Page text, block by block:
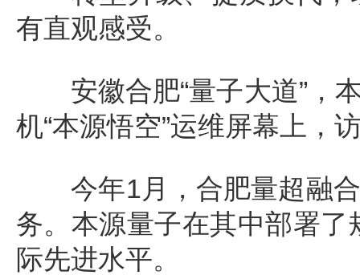
有直观感受。
安徽合肥“量子大道”，本
机“本源悟空”运维屏幕上，
今年1月，合肥量超融合
务。本源量子在其中部署
际先进水平。